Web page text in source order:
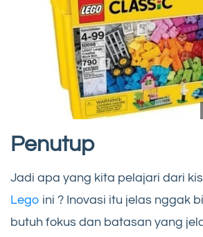
Penutup
Jadi apa yang kita pelajari dari
Lego ini ? Inovasi itu jelas nggak
butuh fokus dan batasan yang